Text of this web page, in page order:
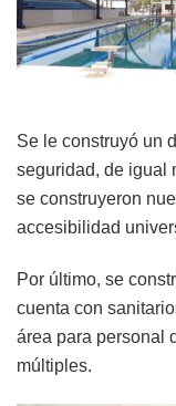
Se le construyó un
seguridad, de igual
se construyeron
accesibilidad
Por último, se
cuenta con
área para personal
múltiples.